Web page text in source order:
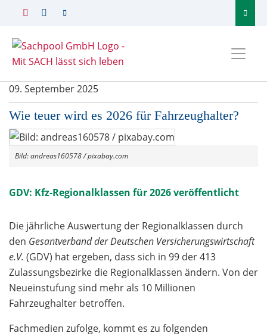
09. September 2025
Wie teuer wird es 2026 für Fahrzeughalter?
Bild: andreas160578 / pixabay.com
GDV: Kfz-Regionalklassen für 2026 veröffentlicht
Die jährliche Auswertung der Regionalklassen durch
den Gesantverband der Deutschen Versicherungswirtschaft
e.V. (GDV) hat ergeben, dass sich in 99 der 413
Zulassungsbezirke die Regionalklassen ändern. Von der
Neueinstufung sind mehr als 10 Millionen
Fahrzeughalter betroffen.
Fachmedien zufolge, kommt es zu folgenden